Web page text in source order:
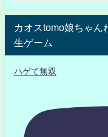
カオスtomo娘ちゃん
生ゲーム
ハゲて無双